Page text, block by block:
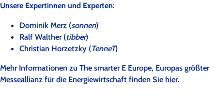
Unsere Expertinnen und Experten:
Dominik Merz (sonnen)
Ralf Walther (tibber)
Christian Horzetzky (TenneT)
Mehr Informationen zu The smarter E Europe, Europas größter
Messeallianz für die Energiewirtschaft finden Sie hier.